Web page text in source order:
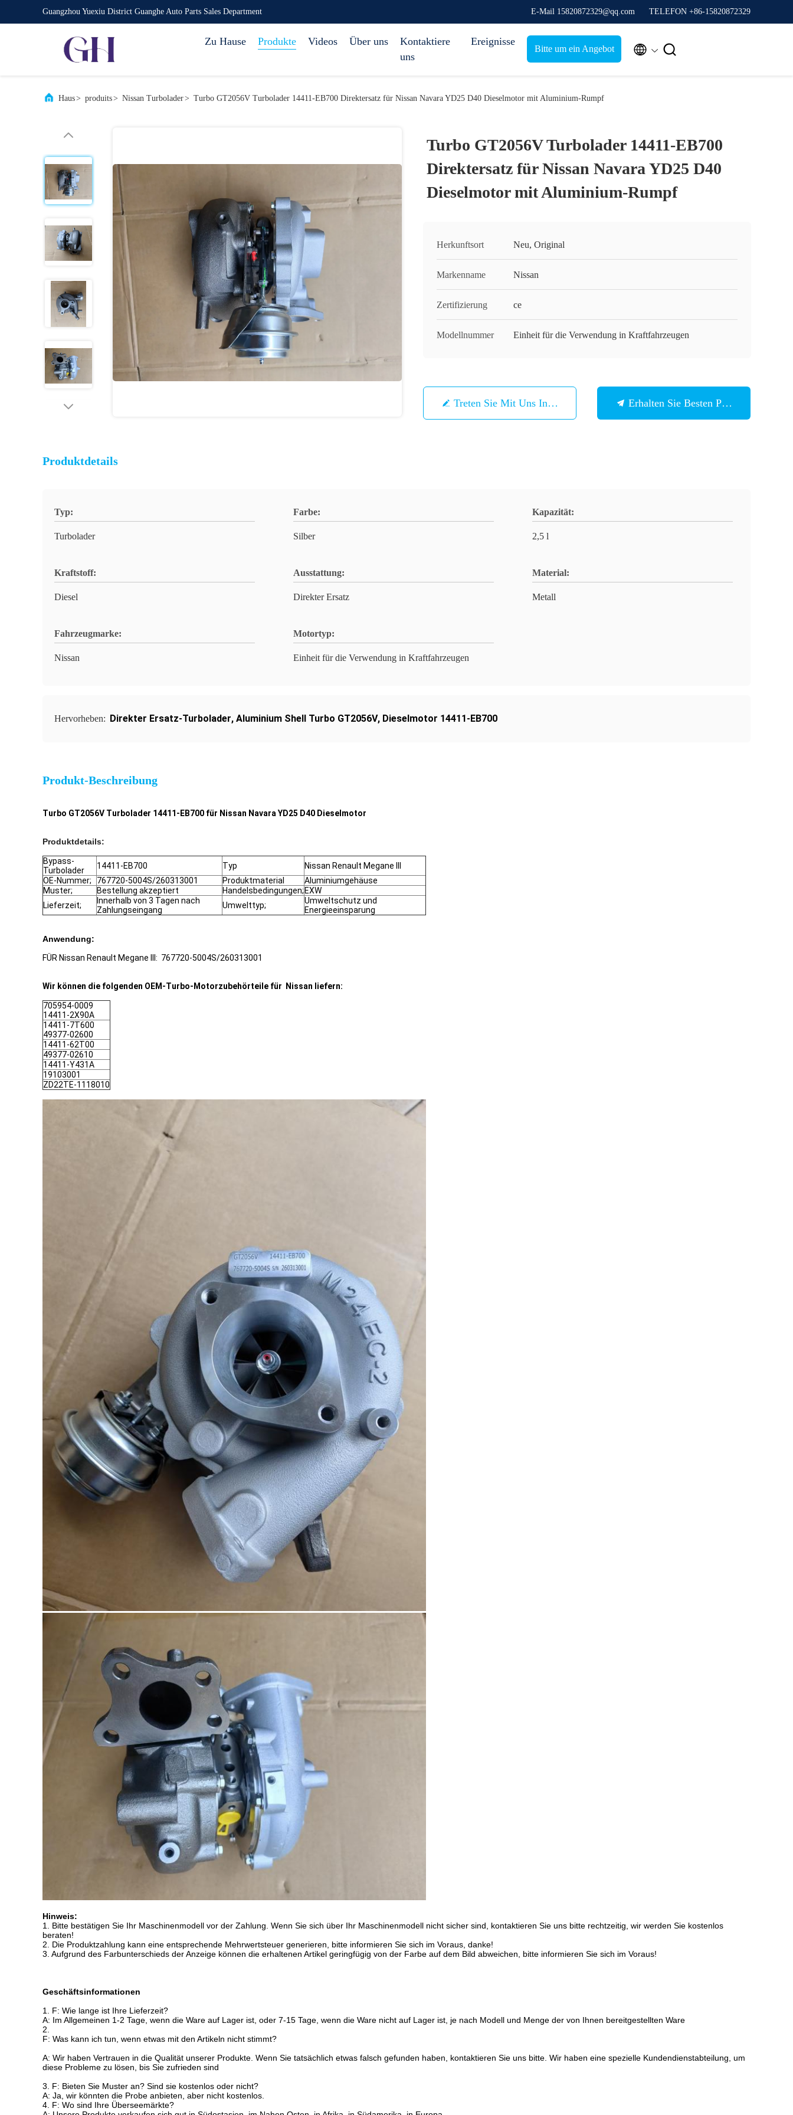
Guangzhou Yuexiu District Guanghe Auto Parts Sales Department E-Mail 15820872329@qq.com TELEFON +86-15820872329
Zu Hause Produkte Videos Über uns
Kontaktiere
uns
Ereignisse
Bitte um ein Angebot  
Haus> produits> Nissan Turbolader> Turbo GT2056V Turbolader 14411-EB700 Direktersatz für Nissan Navara YD25 D40 Dieselmotor mit Aluminium-Rumpf
Turbo GT2056V Turbolader 14411-EB700
Direktersatz für Nissan Navara YD25 D40
Dieselmotor mit Aluminium-Rumpf
Herkunftsort Neu, Original
Markenname Nissan
Zertifizierung ce
Modellnummer Einheit für die Verwendung in Kraftfahrzeugen
Treten Sie Mit Uns In Verbindung Erhalten Sie Besten Preis
Produktdetails
Typ:
Turbolader
Farbe:
Silber
Kapazität:
2,5 l
Kraftstoff:
Diesel
Ausstattung:
Direkter Ersatz
Material:
Metall
Fahrzeugmarke:
Nissan
Motortyp:
Einheit für die Verwendung in Kraftfahrzeugen
Hervorheben: Direkter Ersatz-Turbolader, Aluminium Shell Turbo GT2056V, Dieselmotor 14411-EB700
Produkt-Beschreibung
Turbo GT2056V Turbolader 14411-EB700 für Nissan Navara YD25 D40 Dieselmotor
Produktdetails:
Bypass-
Turbolader
14411-EB700 Typ
Nissan Renault Megane III
OE-Nummer;
767720-5004S/260313001 Produktmaterial
Aluminiumgehäuse
Muster;
Bestellung akzeptiert Handelsbedingungen; EXW
Lieferzeit;
Innerhalb von 3 Tagen nach
Zahlungseingang
Umwelttyp;
Umweltschutz und
Energieeinsparung
Anwendung:
FÜR Nissan Renault Megane III: 767720-5004S/260313001
Wir können die folgenden OEM-Turbo-Motorzubehörteile für Nissan liefern:
705954-0009
14411-2X90A
14411-7T600
49377-02600
14411-62T00
49377-02610
14411-Y431A
19103001
ZD22TE-1118010
Hinweis:
1. Bitte bestätigen Sie Ihr Maschinenmodell vor der Zahlung. Wenn Sie sich über Ihr Maschinenmodell nicht sicher sind, kontaktieren Sie uns bitte rechtzeitig, wir werden Sie kostenlos
beraten!
2. Die Produktzahlung kann eine entsprechende Mehrwertsteuer generieren, bitte informieren Sie sich im Voraus, danke!
3. Aufgrund des Farbunterschieds der Anzeige können die erhaltenen Artikel geringfügig von der Farbe auf dem Bild abweichen, bitte informieren Sie sich im Voraus!
Geschäftsinformationen
1.
F: Wie lange ist Ihre Lieferzeit?
A: Im Allgemeinen 1-2 Tage, wenn die Ware auf Lager ist, oder 7-15 Tage, wenn die Ware nicht auf Lager ist, je nach Modell und Menge der von Ihnen bereitgestellten Ware
2.
F: Was kann ich tun, wenn etwas mit den Artikeln nicht stimmt?
A: Wir haben Vertrauen in die Qualität unserer Produkte. Wenn Sie tatsächlich etwas falsch gefunden haben, kontaktieren Sie uns bitte. Wir haben eine spezielle Kundendienstabteilung, um
diese Probleme zu lösen, bis Sie zufrieden sind
3.
F: Bieten Sie Muster an? Sind sie kostenlos oder nicht?
A: Ja, wir könnten die Probe anbieten, aber nicht kostenlos.
4. F: Wo sind Ihre Überseemärkte?